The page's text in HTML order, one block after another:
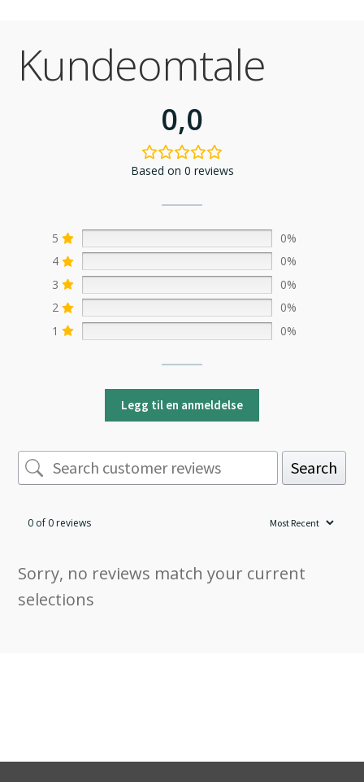
Kundeomtale
0,0
Based on 0 reviews
5
0%
4
0%
3
0%
2
0%
1
0%
Legg til en anmeldelse
Search
0 of 0 reviews
Sorry, no reviews match your current
selections